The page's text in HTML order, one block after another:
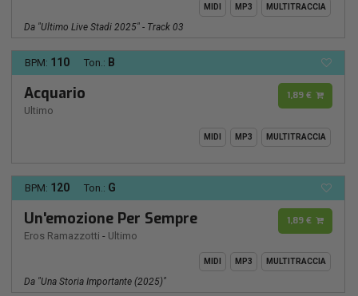
MIDI MP3 MULTITRACCIA
Da "Ultimo Live Stadi 2025" - Track 03
BPM: 110 Ton.: B
Acquario
Ultimo
1,89 €
MIDI MP3 MULTITRACCIA
BPM: 120 Ton.: G
Un'emozione Per Sempre
Eros Ramazzotti - Ultimo
1,89 €
MIDI MP3 MULTITRACCIA
Da "Una Storia Importante (2025)"